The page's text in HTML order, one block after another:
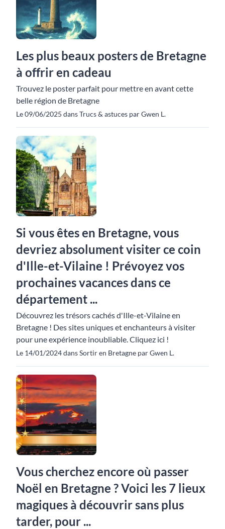
Les plus beaux posters de Bretagne
à offrir en cadeau
Trouvez le poster parfait pour mettre en avant cette
belle région de Bretagne
Le 09/06/2025 dans Trucs & astuces par Gwen L.
Si vous êtes en Bretagne, vous
devriez absolument visiter ce coin
d'Ille-et-Vilaine ! Prévoyez vos
prochaines vacances dans ce
département ...
Découvrez les trésors cachés d'Ille-et-Vilaine en
Bretagne ! Des sites uniques et enchanteurs à visiter
pour une expérience inoubliable. Cliquez ici !
Le 14/01/2024 dans Sortir en Bretagne par Gwen L.
Vous cherchez encore où passer
Noël en Bretagne ? Voici les 7 lieux
magiques à découvrir sans plus
tarder, pour ...